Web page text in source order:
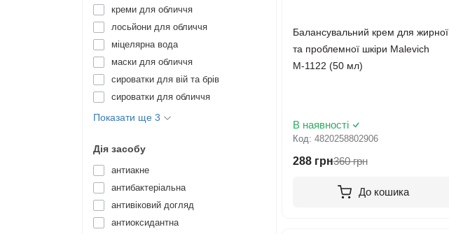
креми для обличчя
лосьйони для обличчя
міцелярна вода
маски для обличчя
сироватки для вій та брів
сироватки для обличчя
Показати ще 3
Дія засобу
антиакне
антибактеріальна
антивіковий догляд
антиоксидантна
Балансувальний крем для жирної
та проблемної шкіри Malevich
М-1122 (50 мл)
В наявності
Код: 4820258802906
288 грн360 грн
До кошика